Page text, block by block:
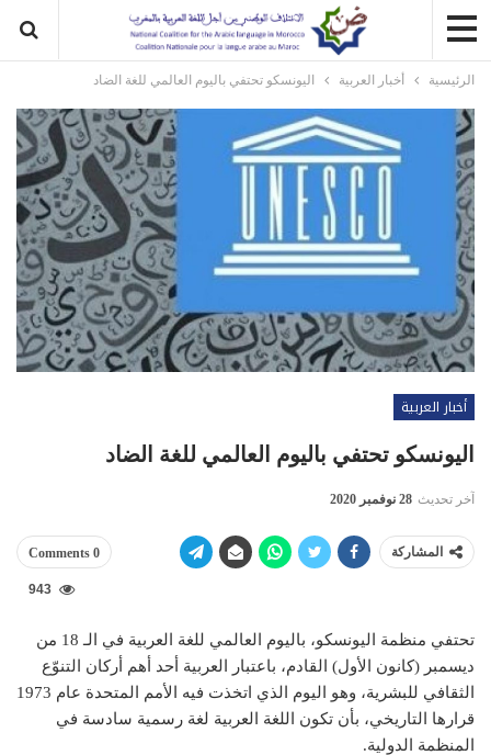
الرئيسية أخبار العربية اليونسكو تحتفي باليوم العالمي للغة الضاد
أخبار العربية
اليونسكو تحتفي باليوم العالمي للغة الضاد
آخر تحديث 28 نوفمبر 2020
المشاركة 0 Comments
943
تحتفي منظمة اليونسكو، باليوم العالمي للغة العربية في الـ 18 من
ديسمبر (كانون الأول) القادم، باعتبار العربية أحد أهم أركان التنوّع
الثقافي للبشرية، وهو اليوم الذي اتخذت فيه الأمم المتحدة عام 1973
قرارها التاريخي، بأن تكون اللغة العربية لغة رسمية سادسة في
المنظمة الدولية.